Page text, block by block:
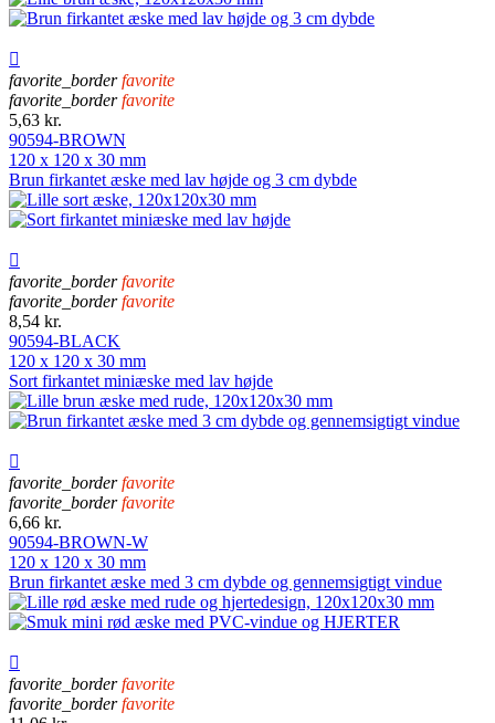

favorite_border favorite
favorite_border favorite
5,63 kr.
90594-BROWN
120 x 120 x 30 mm
Brun firkantet æske med lav højde og 3 cm dybde

favorite_border favorite
favorite_border favorite
8,54 kr.
90594-BLACK
120 x 120 x 30 mm
Sort firkantet miniæske med lav højde

favorite_border favorite
favorite_border favorite
6,66 kr.
90594-BROWN-W
120 x 120 x 30 mm
Brun firkantet æske med 3 cm dybde og gennemsigtigt vindue

favorite_border favorite
favorite_border favorite